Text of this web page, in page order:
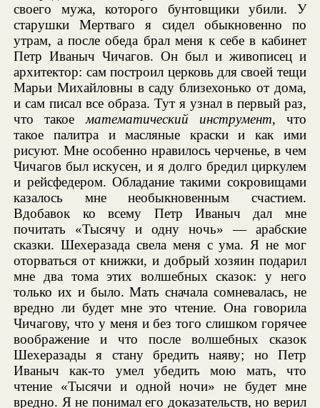
своего мужа, которого бунтовщики убили. У
старушки Мертваго я сидел обыкновенно по
утрам, а после обеда брал меня к себе в кабинет
Петр Иваныч Чичагов. Он был и живописец и
архитектор: сам построил церковь для своей тещи
Марьи Михайловны в саду близехонько от дома,
и сам писал все образа. Тут я узнал в первый раз,
что такоематематический инструмент, что
такое палитра и масляные краски и как ими
рисуют. Мне особенно нравилось черченье, в чем
Чичагов был искусен, и я долго бредил циркулем
и рейсфедером. Обладание такими сокровищами
казалось мне необыкновенным счастием.
Вдобавок ко всему Петр Иваныч дал мне
почитать «Тысячу и одну ночь» — арабские
сказки. Шехеразада свела меня с ума. Я не мог
оторваться от книжки, и добрый хозяин подарил
мне два тома этих волшебных сказок: у него
только их и было. Мать сначала сомневалась, не
вредно ли будет мне это чтение. Она говорила
Чичагову, что у меня и без того слишком горячее
воображение и что после волшебных сказок
Шехеразады я стану бредить наяву; но Петр
Иваныч как-то умел убедить мою мать, что
чтение «Тысячи и одной ночи» не будет мне
вредно. Я не понимал его доказательств, но верил